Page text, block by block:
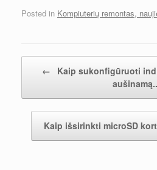
Posted in Kompiuterių remontas,
←
Kaip sukonfigūruoti
Kaip išsirinkti microSD